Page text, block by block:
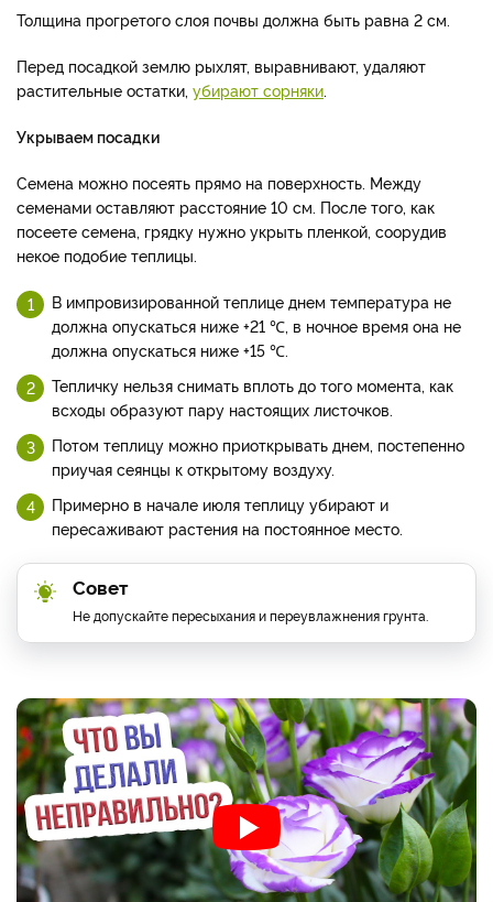
Толщина прогретого слоя почвы должна быть равна 2 см.
Перед посадкой землю рыхлят, выравнивают, удаляют
растительные остатки, убирают сорняки
Укрываем посадки
Семена можно посеять прямо на поверхность. Между
семенами оставляют расстояние 10 см. После того, как
посеете семена, грядку нужно укрыть пленкой, соорудив
некое подобие теплицы.
В импровизированной теплице днем температура не
должна опускаться ниже +21 ℃, в ночное время она не
должна опускаться ниже +15 ℃.
Тепличку нельзя снимать вплоть до того момента, как
всходы образуют пару настоящих листочков.
Потом теплицу можно приоткрывать днем, постепенно
приучая сеянцы к открытому воздуху.
Примерно в начале июля теплицу убирают и
пересаживают растения на постоянное место.
Совет
Не допускайте пересыхания и переувлажнения грунта.